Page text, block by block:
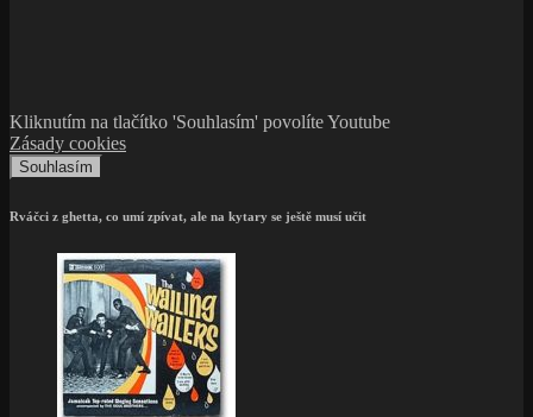
Kliknutím na tlačítko 'Souhlasím' povolíte Youtube
Zásady cookies
Souhlasím
Rváčci z ghetta, co umí zpívat, ale na kytary se ještě musí učit